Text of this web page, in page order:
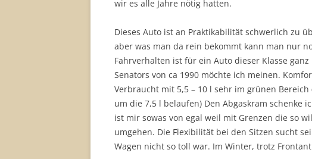
wir es alle Jahre nötig hatten.
Dieses Auto ist an Praktikabilität schwerlich zu
aber was man da rein bekommt kann man nur
Fahrverhalten ist für ein Auto dieser Klasse
Senators von ca 1990 möchte ich meinen.
Verbraucht mit 5,5 – 10 l sehr im grünen
um die 7,5 l belaufen) Den Abgaskram schenke
ist mir sowas von egal weil mit Grenzen die so
umgehen. Die Flexibilität bei den Sitzen sucht
Wagen nicht so toll war. Im Winter, trotz